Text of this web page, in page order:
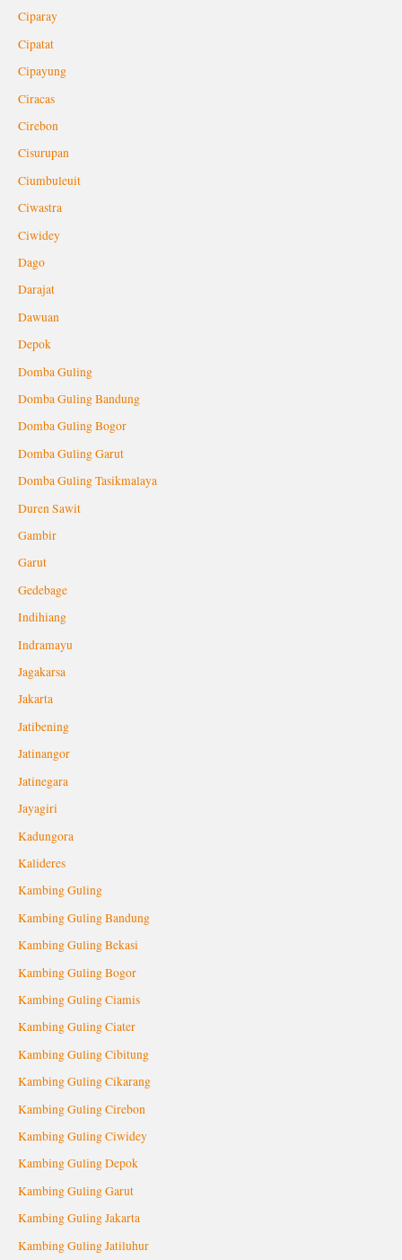
Ciparay
Cipatat
Cipayung
Ciracas
Cirebon
Cisurupan
Ciumbuleuit
Ciwastra
Ciwidey
Dago
Darajat
Dawuan
Depok
Domba Guling
Domba Guling Bandung
Domba Guling Bogor
Domba Guling Garut
Domba Guling Tasikmalaya
Duren Sawit
Gambir
Garut
Gedebage
Indihiang
Indramayu
Jagakarsa
Jakarta
Jatibening
Jatinangor
Jatinegara
Jayagiri
Kadungora
Kalideres
Kambing Guling
Kambing Guling Bandung
Kambing Guling Bekasi
Kambing Guling Bogor
Kambing Guling Ciamis
Kambing Guling Ciater
Kambing Guling Cibitung
Kambing Guling Cikarang
Kambing Guling Cirebon
Kambing Guling Ciwidey
Kambing Guling Depok
Kambing Guling Garut
Kambing Guling Jakarta
Kambing Guling Jatiluhur